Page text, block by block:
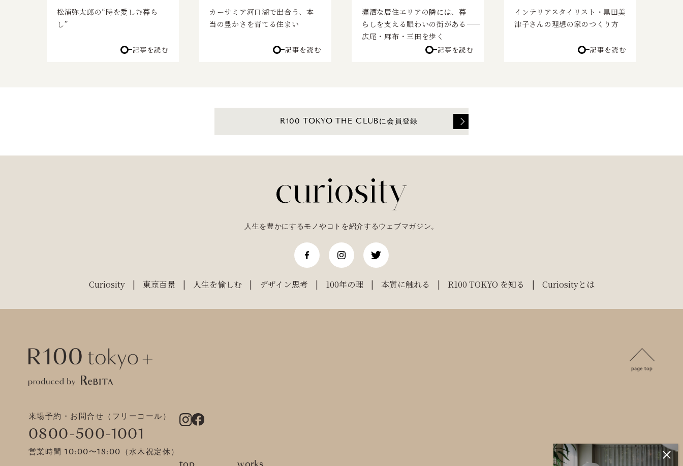
松浦弥太郎の“時を愛しむ暮ら
し”
記事を読む
カーサミア河口湖で出合う、本
当の豊かさを育てる住まい
記事を読む
瀟洒な居住エリアの隣には、暮
らしを支える賑わいの街がある――
広尾・麻布・三田を歩く
記事を読む
インテリアスタイリスト・黒田美
津子さんの理想の家のつくり方
記事を読む
R100 TOKYO THE CLUBに会員登録
人生を豊かにするモノやコトを紹介するウェブマガジン。
Curiosity 東京百景 人生を愉しむ デザイン思考 100年の理 本質に触れる R100 TOKYO を知る Curiosityとは
来場予約・お問合せ（フリーコール）
0800-500-1001
営業時間 10:00〜18:00（水木祝定休）